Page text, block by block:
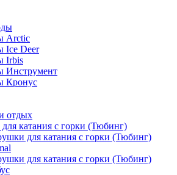
Arctic
Ice Deer
Irbis
Инструмент
Кронус
отдых
катания с горки (Тюбинг)
для катания с горки (Тюбинг)
для катания с горки (Тюбинг)